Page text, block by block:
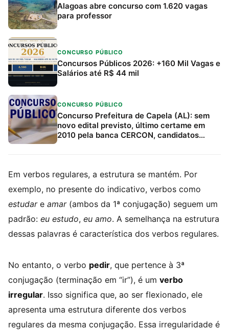
Alagoas abre concurso com 1.620 vagas
para professor
CONCURSO PÚBLICO
Concursos Públicos 2026: +160 Mil Vagas e
Salários até R$ 44 mil
CONCURSO PÚBLICO
Concurso Prefeitura de Capela (AL): sem
novo edital previsto, último certame em
2010 pela banca CERCON, candidatos
Em verbos regulares, a estrutura se mantém. Por
exemplo, no presente do indicativo, verbos como
estudare amar(ambos da 1ª conjugação) seguem um
padrão: eu estudo, eu amo. A semelhança na estrutura
dessas palavras é característica dos verbos regulares.
No entanto, o verbo pedir, que pertence à 3ª
conjugação (terminação em “ir”), é um verbo
irregular. Isso significa que, ao ser flexionado, ele
apresenta uma estrutura diferente dos verbos
regulares da mesma conjugação. Essa irregularidade é